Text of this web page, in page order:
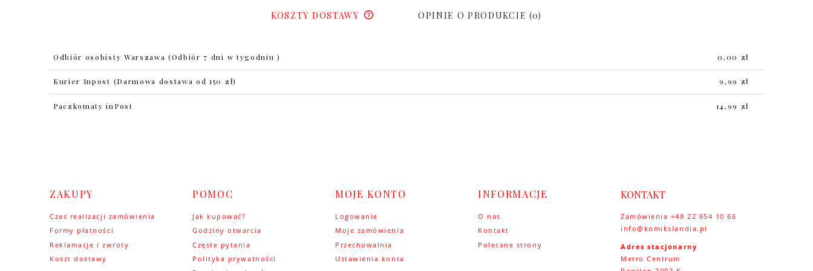
KOSZTY DOSTAWY OPINIE O PRODUKCIE (0)
Odbiór osobisty Warszawa (Odbiór 7 dni w tygodniu ) 0,00 zł
Kurier Inpost (Darmowa dostawa od 150 zł) 9,99 zł
Paczkomaty inPost 14,99 zł
ZAKUPY
Czas realizacji zamówienia
Formy płatności
Reklamacje i zwroty
Koszt dostawy
POMOC
Jak kupować?
Godziny otwarcia
Częste pytania
Polityka prywatności
MOJE KONTO
Logowanie
Moje zamówienia
Przechowalnia
Ustawienia konta
INFORMACJE
O nas
Kontakt
Polecane strony
KONTAKT
Zamówienia +48 22 654 10 66
info@komikslandia.pl
Adres stacjonarny
Metro Centrum